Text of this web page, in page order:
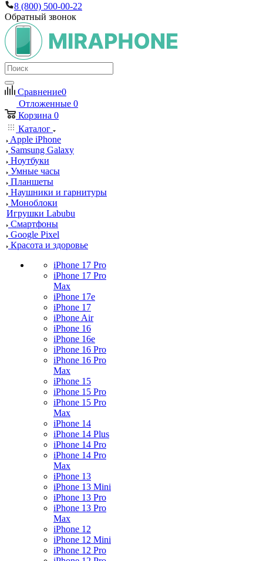
8 (800) 500-00-22
Обратный звонок
Сравнение0
Отложенные 0
Корзина 0
Каталог
Apple iPhone
Samsung Galaxy
Ноутбуки
Умные часы
Планшеты
Наушники и гарнитуры
Моноблоки
Игрушки Labubu
Смартфоны
Google Pixel
Красота и здоровье
iPhone 17 Pro
iPhone 17 Pro
Max
iPhone 17e
iPhone 17
iPhone Air
iPhone 16
iPhone 16e
iPhone 16 Pro
iPhone 16 Pro
Max
iPhone 15
iPhone 15 Pro
iPhone 15 Pro
Max
iPhone 14
iPhone 14 Plus
iPhone 14 Pro
iPhone 14 Pro
Max
iPhone 13
iPhone 13 Mini
iPhone 13 Pro
iPhone 13 Pro
Max
iPhone 12
iPhone 12 Mini
iPhone 12 Pro